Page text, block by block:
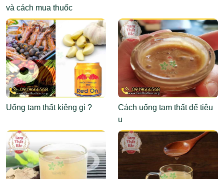
và cách mua thuốc
Abemaciclib
Uống tam thất kiêng gì ?
Cách uống tam thất để tiêu
u